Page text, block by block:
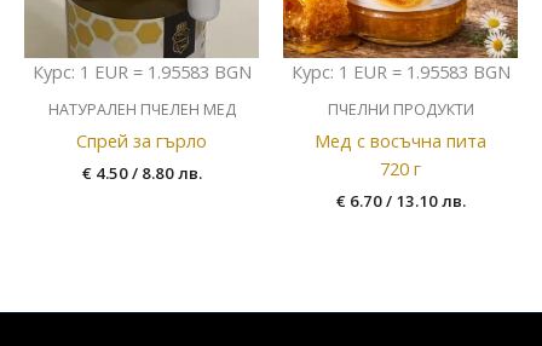
Курс: 1 EUR = 1.95583 BGN
НАТУРАЛЕН ПЧЕЛЕН МЕД
Спрей за гърло
€4.50/ 8.80 лв.
Курс: 1 EUR = 1.95583 BGN
ПЧЕЛНИ ПРОДУКТИ
Мед с восъчна пита
720 г
€6.70/ 13.10 лв.